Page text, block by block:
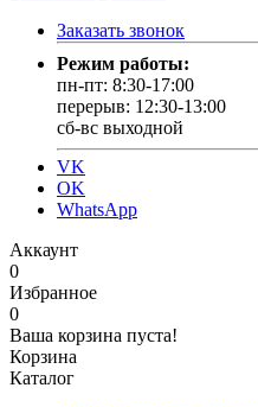
Заказать звонок
Режим работы:
пн-пт: 8:30-17:00
перерыв: 12:30-13:00
сб-вс выходной
VK
OK
WhatsApp
Аккаунт
0
Избранное
0
Ваша корзина пуста!
Корзина
Каталог